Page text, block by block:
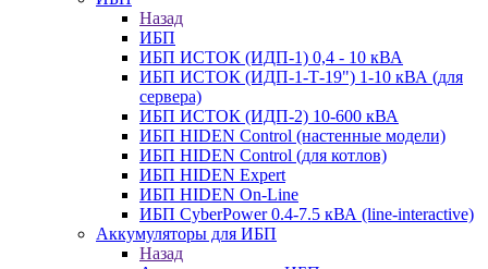
Назад
ИБП
ИБП ИСТОК (ИДП-1) 0,4 - 10 кВА
ИБП ИСТОК (ИДП-1-Т-19") 1-10 кВА (для
сервера)
ИБП ИСТОК (ИДП-2) 10-600 кВА
ИБП HIDEN Control (настенные модели)
ИБП HIDEN Control (для котлов)
ИБП HIDEN Expert
ИБП HIDEN On-Line
ИБП CyberPower 0.4-7.5 кВА (line-interactive)
Аккумуляторы для ИБП
Назад